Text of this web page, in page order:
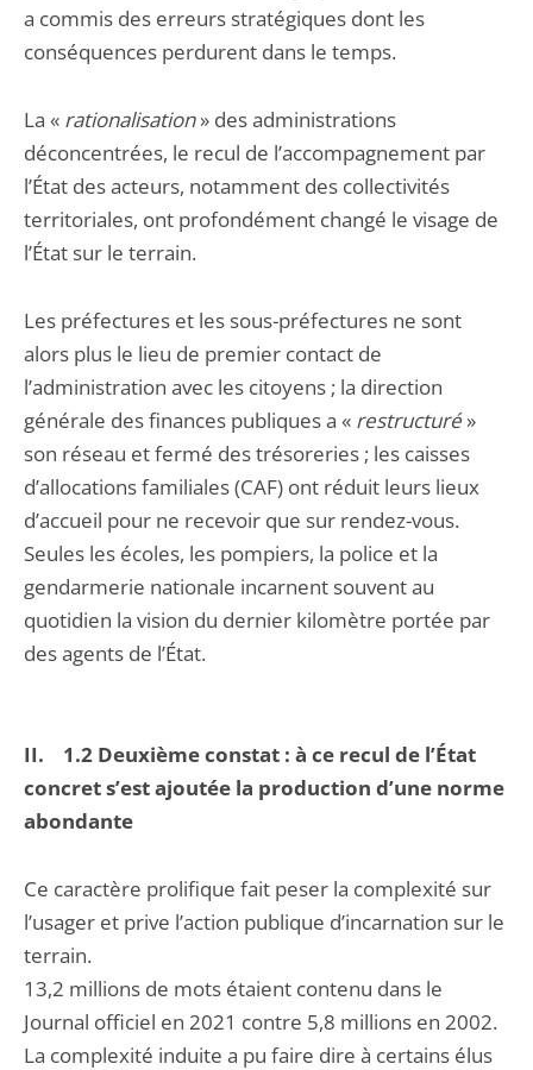
a commis des erreurs stratégiques dont les
conséquences perdurent dans le temps.
La « rationalisation» des administrations
déconcentrées, le recul de l’accompagnement par
l’État des acteurs, notamment des collectivités
territoriales, ont profondément changé le visage de
l’État sur le terrain.
Les préfectures et les sous-préfectures ne sont
alors plus le lieu de premier contact de
l’administration avec les citoyens ; la direction
générale des finances publiques a « restructuré»
son réseau et fermé des trésoreries ; les caisses
d’allocations familiales (CAF) ont réduit leurs lieux
d’accueil pour ne recevoir que sur rendez-vous.
Seules les écoles, les pompiers, la police et la
gendarmerie nationale incarnent souvent au
quotidien la vision du dernier kilomètre portée par
des agents de l’État.
II. 1.2 Deuxième constat : à ce recul de l’État
concret s’est ajoutée la production d’une norme
abondante
Ce caractère prolifique fait peser la complexité sur
l’usager et prive l’action publique d’incarnation sur le
terrain.
13,2 millions de mots étaient contenu dans le
Journal officiel en 2021 contre 5,8 millions en 2002.
La complexité induite a pu faire dire à certains élus